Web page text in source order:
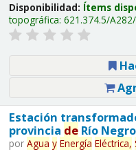
Disponibilidad: Ítems
topográfica: 621.374.5/
Estación
provincia deRío
por Agua y Energía Eléctrica,